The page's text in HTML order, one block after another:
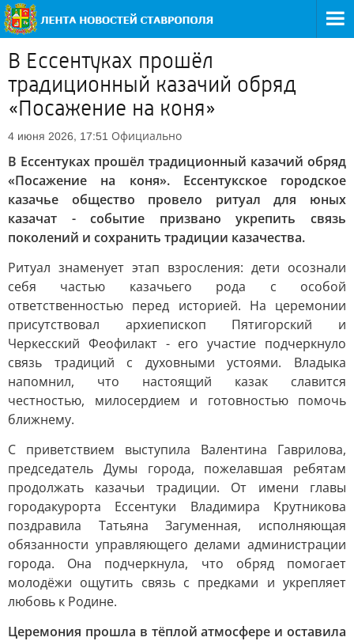
В Ессентуках прошёл
традиционный казачий обряд
«Посажение на коня»
4 июня 2026, 17:51 Официально
В Ессентуках прошёл традиционный казачий обряд
«Посажение на коня». Ессентукское городское
казачье общество провело ритуал для юных
казачат - событие призвано укрепить связь
поколений и сохранить традиции казачества.
Ритуал знаменует этап взросления: дети осознали
себя частью казачьего рода с особой
ответственностью перед историей. На церемонии
присутствовал архиепископ Пятигорский и
Черкесский Феофилакт - его участие подчеркнуло
связь традиций с духовными устоями. Владыка
напомнил, что настоящий казак славится
честностью, милосердием и готовностью помочь
ближнему.
С приветствием выступила Валентина Гаврилова,
председатель Думы города, пожелавшая ребятам
продолжать казачьи традиции. От имени главы
городакурорта Ессентуки Владимира Крутникова
поздравила Татьяна Загуменная, исполняющая
обязанности управляющего делами администрации
города. Она подчеркнула, что обряд помогает
молодёжи ощутить связь с предками и укрепляет
любовь к Родине.
Церемония прошла в тёплой атмосфере и оставила